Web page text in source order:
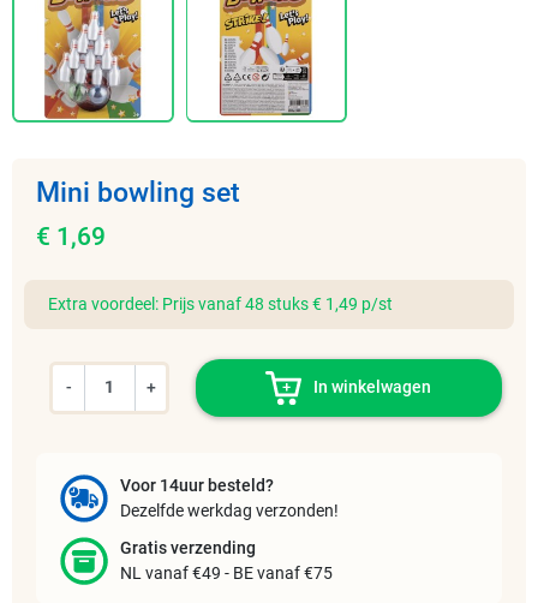
Mini bowling set
€ 1,69
Extra voordeel: Prijs vanaf 48 stuks € 1,49 p/st
- + In winkelwagen
Voor 14uur besteld?
Dezelfde werkdag verzonden!
Gratis verzending
NL vanaf €49 - BE vanaf €75